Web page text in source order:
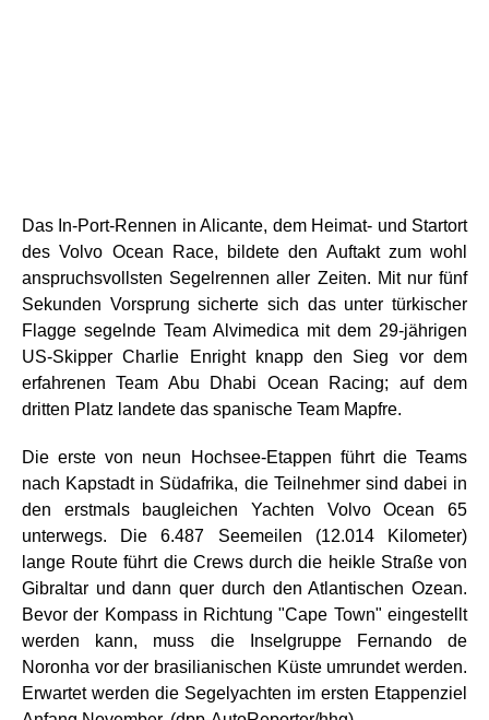
Das In-Port-Rennen in Alicante, dem Heimat- und Startort
des Volvo Ocean Race, bildete den Auftakt zum wohl
anspruchsvollsten Segelrennen aller Zeiten. Mit nur fünf
Sekunden Vorsprung sicherte sich das unter türkischer
Flagge segelnde Team Alvimedica mit dem 29-jährigen
US-Skipper Charlie Enright knapp den Sieg vor dem
erfahrenen Team Abu Dhabi Ocean Racing; auf dem
dritten Platz landete das spanische Team Mapfre.
Die erste von neun Hochsee-Etappen führt die Teams
nach Kapstadt in Südafrika, die Teilnehmer sind dabei in
den erstmals baugleichen Yachten Volvo Ocean 65
unterwegs. Die 6.487 Seemeilen (12.014 Kilometer)
lange Route führt die Crews durch die heikle Straße von
Gibraltar und dann quer durch den Atlantischen Ozean.
Bevor der Kompass in Richtung "Cape Town" eingestellt
werden kann, muss die Inselgruppe Fernando de
Noronha vor der brasilianischen Küste umrundet werden.
Erwartet werden die Segelyachten im ersten Etappenziel